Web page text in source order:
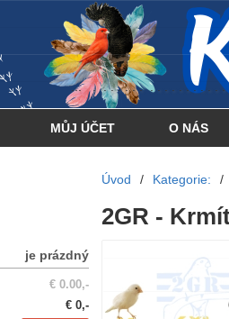
... . . . . . . . . . . . . . . .
MŮJ ÚČET O NÁS
je prázdný
€ 0.00,-
€ 0,-
Úvod / Kategorie: /
2GR -